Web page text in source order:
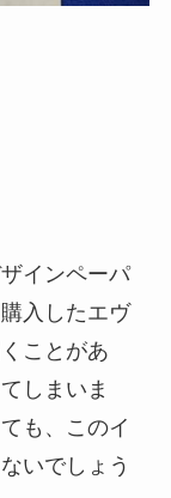
インペーパ
入したエヴ
ことがあ
しまいま
も、このイ
いでしょう